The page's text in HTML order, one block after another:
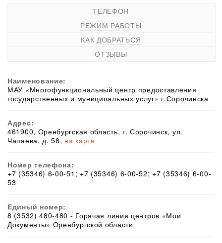
ТЕЛЕФОН
РЕЖИМ РАБОТЫ
КАК ДОБРАТЬСЯ
ОТЗЫВЫ
Наименование:
МАУ «Многофункциональный центр предоставления
государственных и муниципальных услуг» г.Сорочинска
Адрес:
461900, Оренбургская область, г. Сорочинск, ул.
Чапаева, д. 58, на карте
Номер телефона:
+7 (35346) 6-00-51; +7 (35346) 6-00-52; +7 (35346) 6-00-
53
Единый номер:
8 (3532) 480-480 - Горячая линия центров «Мои
Документы» Оренбургской области